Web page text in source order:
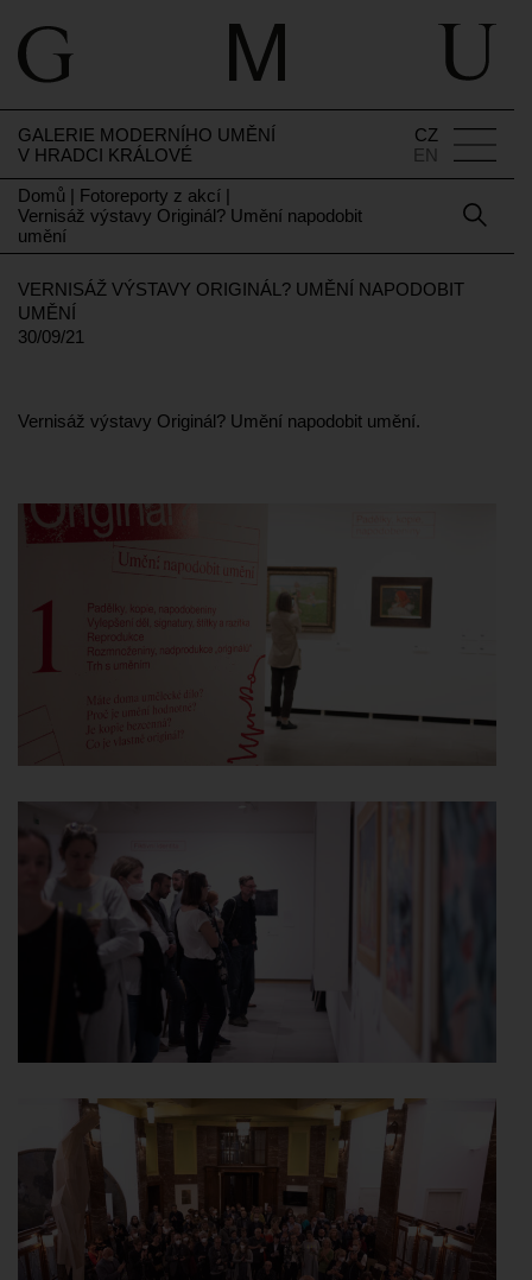
GALERIE MODERNÍHO UMĚNÍ
V HRADCI KRÁLOVÉ
CZ
EN
Domů | Fotoreporty z akcí |
Vernisáž výstavy Originál? Umění napodobit
umění
VERNISÁŽ VÝSTAVY ORIGINÁL? UMĚNÍ NAPODOBIT
UMĚNÍ
30/09/21
Vernisáž výstavy Originál? Umění napodobit umění.